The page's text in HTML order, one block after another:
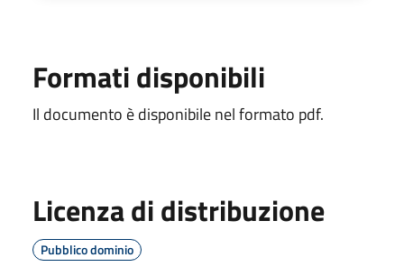
Formati disponibili
Il documento è disponibile nel formato pdf.
Licenza di distribuzione
Pubblico dominio